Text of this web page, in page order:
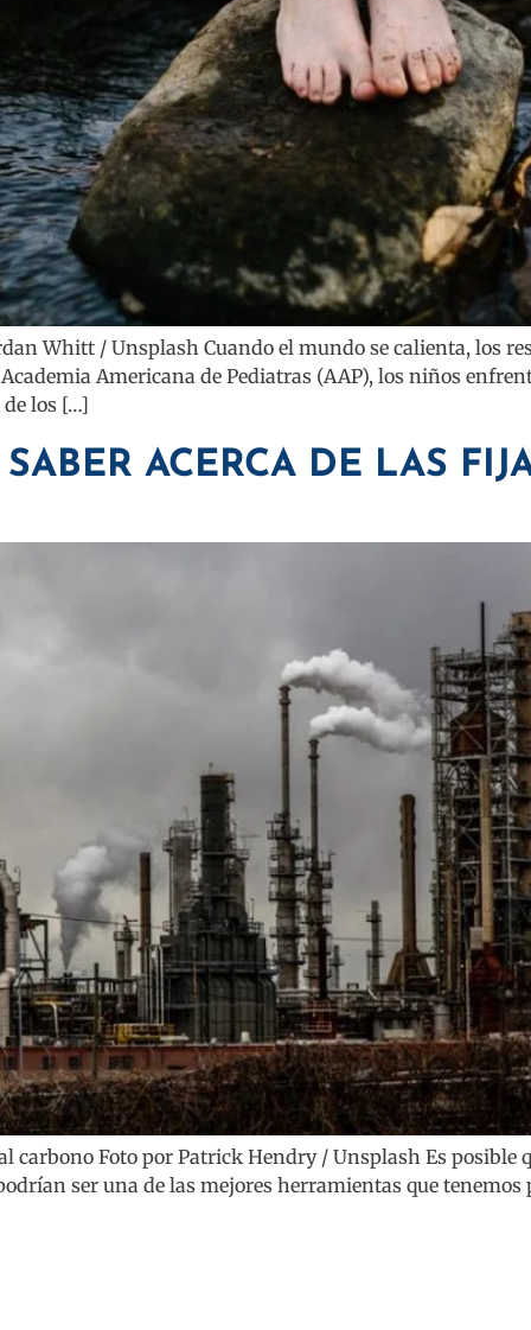
Whitt / Unsplash Cuando el mundo se calienta, los
Americana de Pediatras (AAP), los niños
de los […]
ACERCA DE LAS
carbono Foto por Patrick Hendry / Unsplash Es posible
ser una de las mejores herramientas que